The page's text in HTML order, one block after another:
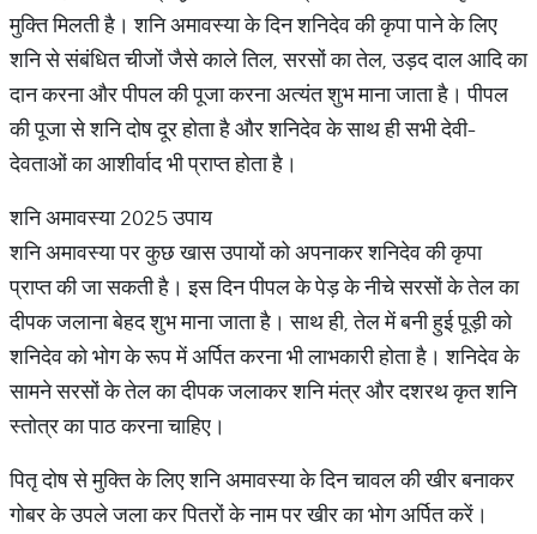
मुक्ति मिलती है। शनि अमावस्या के दिन शनिदेव की कृपा पाने के लिए
शनि से संबंधित चीजों जैसे काले तिल, सरसों का तेल, उड़द दाल आदि का
दान करना और पीपल की पूजा करना अत्यंत शुभ माना जाता है। पीपल
की पूजा से शनि दोष दूर होता है और शनिदेव के साथ ही सभी देवी-
देवताओं का आशीर्वाद भी प्राप्त होता है।
शनि अमावस्या 2025 उपाय
शनि अमावस्या पर कुछ खास उपायों को अपनाकर शनिदेव की कृपा
प्राप्त की जा सकती है। इस दिन पीपल के पेड़ के नीचे सरसों के तेल का
दीपक जलाना बेहद शुभ माना जाता है। साथ ही, तेल में बनी हुई पूड़ी को
शनिदेव को भोग के रूप में अर्पित करना भी लाभकारी होता है। शनिदेव के
सामने सरसों के तेल का दीपक जलाकर शनि मंत्र और दशरथ कृत शनि
स्तोत्र का पाठ करना चाहिए।
पितृ दोष से मुक्ति के लिए शनि अमावस्या के दिन चावल की खीर बनाकर
गोबर के उपले जला कर पितरों के नाम पर खीर का भोग अर्पित करें।